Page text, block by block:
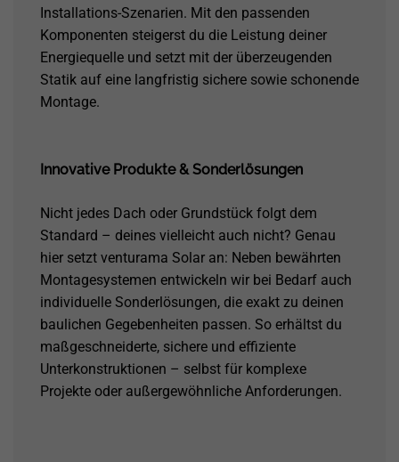
Installations-Szenarien. Mit den passenden
Komponenten steigerst du die Leistung deiner
Energiequelle und setzt mit der überzeugenden
Statik auf eine langfristig sichere sowie schonende
Montage.
Innovative Produkte & Sonderlösungen
Nicht jedes Dach oder Grundstück folgt dem
Standard – deines vielleicht auch nicht? Genau
hier setzt venturama Solar an: Neben bewährten
Montagesystemen entwickeln wir bei Bedarf auch
individuelle Sonderlösungen, die exakt zu deinen
baulichen Gegebenheiten passen. So erhältst du
maßgeschneiderte, sichere und effiziente
Unterkonstruktionen – selbst für komplexe
Projekte oder außergewöhnliche Anforderungen.